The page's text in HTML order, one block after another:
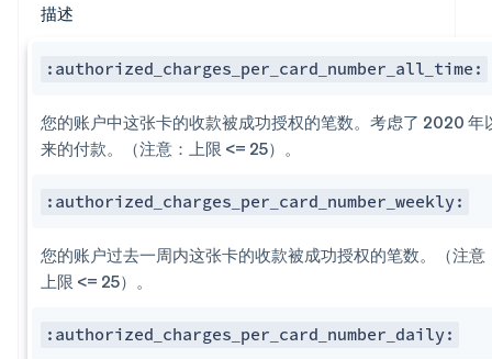
描述
:authorized_charges_per​_card_number_all_time:
您的账户中这张卡的收款被成功授权的笔数。考虑了 2020 年
来的付款。（注意：上限 <= 25）。
:authorized_charges_per​_card_number_weekly:
您的账户过去一周内这张卡的收款被成功授权的笔数。（注意
上限 <= 25）。
:authorized_charges_per​_card_number_daily: